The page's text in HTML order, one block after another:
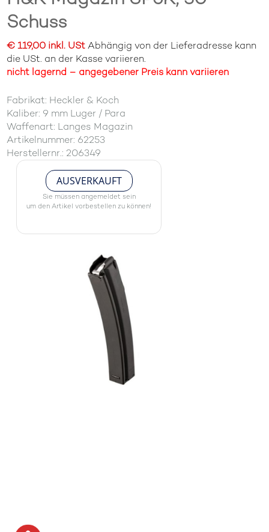
Schuss
€ 119,00 inkl. UStAbhängig von der Lieferadresse kann
die USt. an der Kasse variieren.
nicht lagernd – angegebener Preis kann variieren
Fabrikat: Heckler & Koch
Kaliber: 9 mm Luger / Para
Waffenart: Langes Magazin
Artikelnummer: 62253
Herstellernr.: 206349
AUSVERKAUFT
Sie müssen angemeldet sein
um den Artikel vorbestellen zu können!